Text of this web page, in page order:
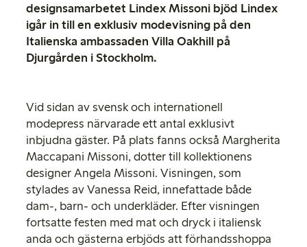
designsamarbetet Lindex Missoni bjöd Lindex
igår in till en exklusiv modevisning på den
Italienska ambassaden Villa Oakhill på
Djurgården i Stockholm.
Vid sidan av svensk och internationell
modepress närvarade ett antal exklusivt
inbjudna gäster. På plats fanns också Margherita
Maccapani Missoni, dotter till kollektionens
designer Angela Missoni. Visningen, som
stylades av Vanessa Reid, innefattade både
dam-, barn- och underkläder. Efter visningen
fortsatte festen med mat och dryck i italiensk
anda och gästerna erbjöds att förhandsshoppa